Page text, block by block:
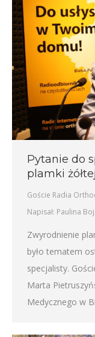
Pytanie do
plamki
Goście Radia
Napisał: Paulina
Zwyrodnienie
było tematem
specjalisty.
Marta
Medycznego w